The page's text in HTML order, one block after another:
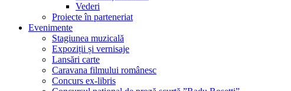
Vederi
Proiecte în parteneriat
Evenimente
Stagiunea muzicală
Expoziții și vernisaje
Lansări carte
Caravana filmului românesc
Concurs ex-libris